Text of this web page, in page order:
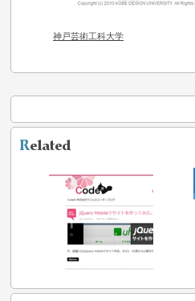
神戸芸術工科大学